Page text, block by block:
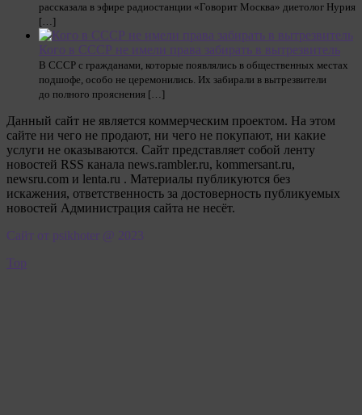
рассказала в эфире радиостанции «Говорит Москва» диетолог Нурия
[…]
Кого в СССР не имели права забирать в вытрезвитель
В СССР с гражданами, которые появлялись в общественных местах
подшофе, особо не церемонились. Их забирали в вытрезвители
до полного прояснения […]
Данный сайт не является коммерческим проектом. На этом
сайте ни чего не продают, ни чего не покупают, ни какие
услуги не оказываются. Сайт представляет собой ленту
новостей RSS канала news.rambler.ru, kommersant.ru,
newsru.com и lenta.ru . Материалы публикуются без
искажения, ответственность за достоверность публикуемых
новостей Администрация сайта не несёт.
Сайт от psikhoter @ 2023
Top